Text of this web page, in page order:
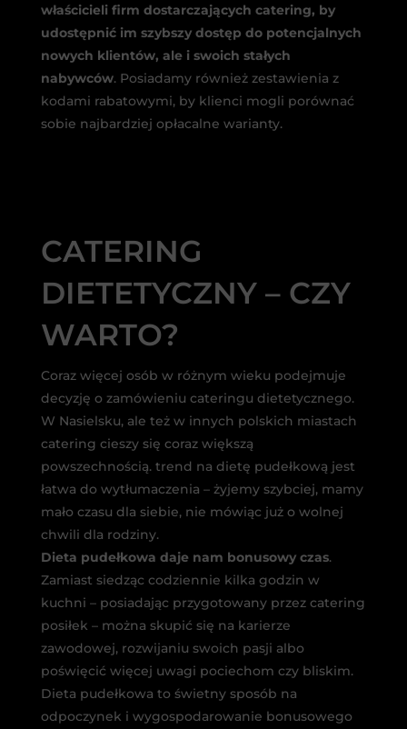
właścicieli firm dostarczających catering, by
udostępnić im szybszy dostęp do potencjalnych
nowych klientów, ale i swoich stałych
nabywców. Posiadamy również zestawienia z
kodami rabatowymi, by klienci mogli porównać
sobie najbardziej opłacalne warianty.
CATERING
DIETETYCZNY – CZY
WARTO?
Coraz więcej osób w różnym wieku podejmuje
decyzję o zamówieniu cateringu dietetycznego.
W Nasielsku, ale też w innych polskich miastach
catering cieszy się coraz większą
powszechnością. trend na dietę pudełkową jest
łatwa do wytłumaczenia – żyjemy szybciej, mamy
mało czasu dla siebie, nie mówiąc już o wolnej
chwili dla rodziny.
Dieta pudełkowa daje nam bonusowy czas.
Zamiast siedząc codziennie kilka godzin w
kuchni – posiadając przygotowany przez catering
posiłek – można skupić się na karierze
zawodowej, rozwijaniu swoich pasji albo
poświęcić więcej uwagi pociechom czy bliskim.
Dieta pudełkowa to świetny sposób na
odpoczynek i wygospodarowanie bonusowego